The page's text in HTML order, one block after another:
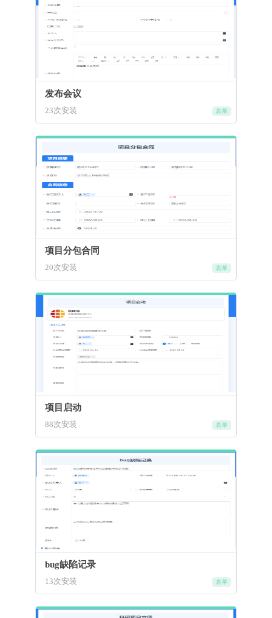
发布会议
23次安装 表单
项目分包合同
20次安装 表单
项目启动
88次安装 表单
bug缺陷记录
13次安装 表单